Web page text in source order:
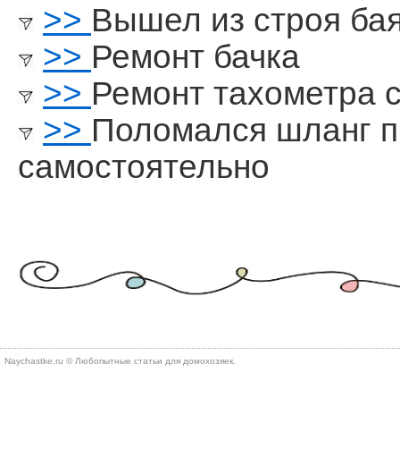
>> Вышел из строя
>> Ремонт бачка
>> Ремонт тахометра
>> Поломался шланг
самостоятельно
Naychastke.ru © Любопытные статьи для домохозяек.